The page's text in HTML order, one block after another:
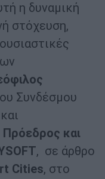
η δυναμική
στόχευση,
Συνδέσμου
Πρόεδρος και
, σε άρθρο
Cities, στο